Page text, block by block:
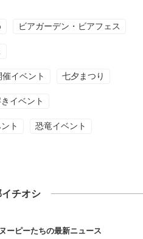
ビアガーデン・ビアフェス
イベント 七夕まつり
イベント
ト 恐竜イベント
チオシ
ーピーたちの最新ニュース